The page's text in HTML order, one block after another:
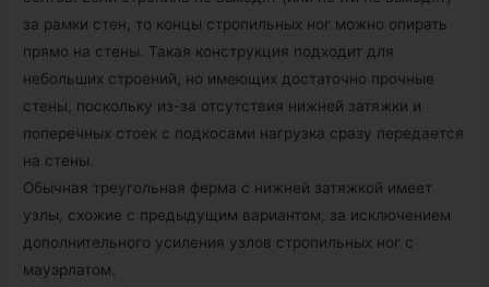
за рамки стен, то концы стропильных ног можно опирать
прямо на стены. Такая конструкция подходит для
небольших строений, но имеющих достаточно прочные
стены, поскольку из-за отсутствия нижней затяжки и
поперечных стоек с подкосами нагрузка сразу передается
на стены.
Обычная треугольная ферма с нижней затяжкой имеет
узлы, схожие с предыдущим вариантом, за исключением
дополнительного усиления узлов стропильных ног с
мауэрлатом.